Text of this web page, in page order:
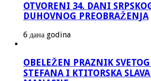
OTVORENI 34. DANI
DUHOVNOG PREOBRAŽENJA
6 дана godina
OBELEŽEN PRAZNIK SVETOG
STEFANA I KTITORSKA